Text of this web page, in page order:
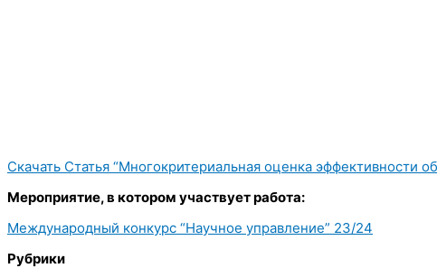
Скачать Статья “Многокритериальная оценка эффективности
Мероприятие, в котором участвует работа:
Международный конкурс “Научное управление” 23/24
Рубрики